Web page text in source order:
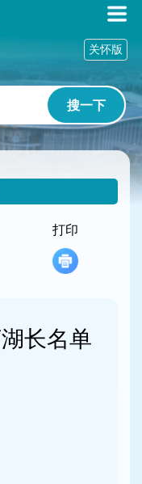
搜一下
关怀版
打印
长名单